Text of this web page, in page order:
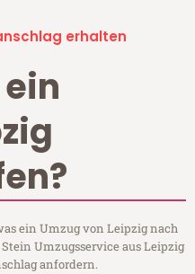
erhalten
ein Umzug von Leipzig nach
Umzugsservice aus Leipzig
anfordern.